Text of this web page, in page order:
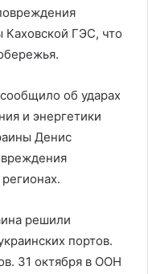
Каховской ГЭС, что
об ударах
и энергетики
Денис
решили
портов.
31 октября в ООН